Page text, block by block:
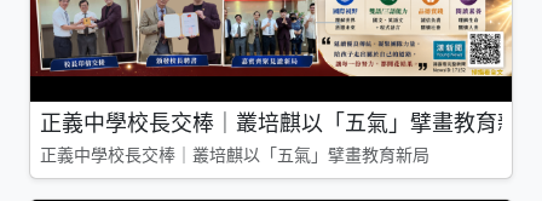
正義中學校長交棒｜叢培麒以「五氣」擘畫教育新局
正義中學校長交棒｜叢培麒以「五氣」擘畫教育新局